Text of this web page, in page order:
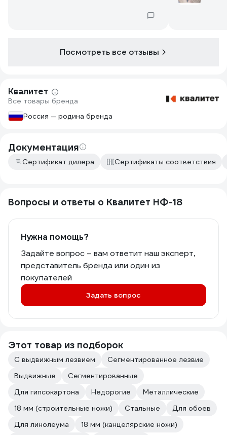
Посмотреть все отзывы
Квалитет
Все товары бренда
Россия — родина бренда
Документация
Сертификат дилера Сертификаты соответствия
Вопросы и ответы о Квалитет НФ-18
Нужна помощь?
Задайте вопрос – вам ответит наш эксперт,
представитель бренда или один из
покупателей
Задать вопрос
Этот товар из подборок
С выдвижным лезвием
Сегментированное лезвие
Выдвижные
Сегментированные
Для гипсокартона
Недорогие
Металлические
18 мм (строительные ножи)
Стальные
Для обоев
Для линолеума
18 мм (канцелярские ножи)